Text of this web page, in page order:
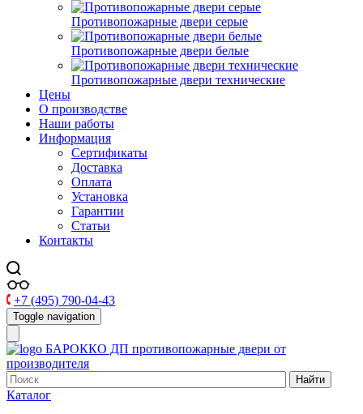
Противопожарные двери серые
Противопожарные двери белые
Противопожарные двери технические
Цены
О производстве
Наши работы
Информация
Сертификаты
Доставка
Оплата
Установка
Гарантии
Статьи
Контакты
+7 (495) 790-04-43
Toggle navigation
БАРОККО ДП противопожарные двери от
производителя
Найти
Каталог